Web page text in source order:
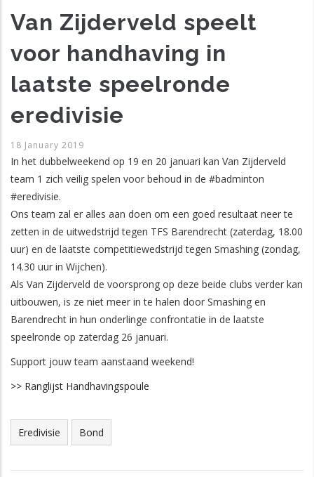
Van Zijderveld speelt
voor handhaving in
laatste speelronde
eredivisie
18 January 2019
In het dubbelweekend op 19 en 20 januari kan Van Zijderveld
team 1 zich veilig spelen voor behoud in de #badminton
#eredivisie.
Ons team zal er alles aan doen om een goed resultaat neer te
zetten in de uitwedstrijd tegen TFS Barendrecht (zaterdag, 18.00
uur) en de laatste competitiewedstrijd tegen Smashing (zondag,
14.30 uur in Wijchen).
Als Van Zijderveld de voorsprong op deze beide clubs verder kan
uitbouwen, is ze niet meer in te halen door Smashing en
Barendrecht in hun onderlinge confrontatie in de laatste
speelronde op zaterdag 26 januari.
Support jouw team aanstaand weekend!
>> Ranglijst Handhavingspoule
Tags
Eredivisie Bond